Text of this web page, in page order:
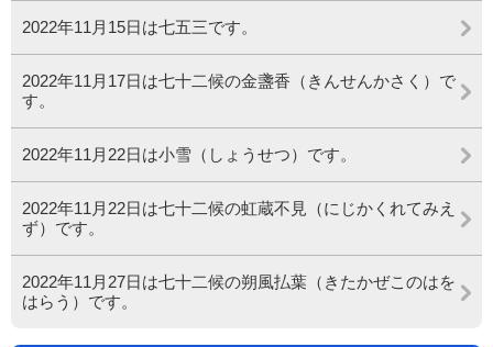
2022年11月15日は七五三です。
2022年11月17日は七十二候の金盞香（きんせんかさく）で
す。
2022年11月22日は小雪（しょうせつ）です。
2022年11月22日は七十二候の虹蔵不見（にじかくれてみえ
ず）です。
2022年11月27日は七十二候の朔風払葉（きたかぜこのはを
はらう）です。